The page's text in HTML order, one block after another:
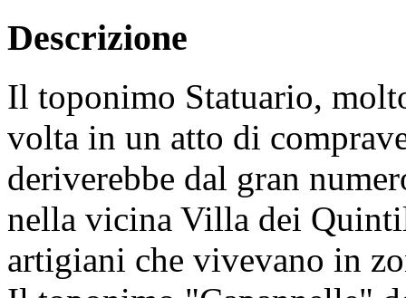
Descrizione
Il toponimo Statuario,
volta in un atto di
deriverebbe dal gran
nella vicina Villa dei
artigiani che vivevano in